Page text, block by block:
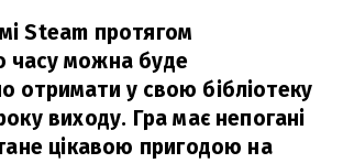
Steam протягом
часу можна буде
отримати у свою бібліотеку
виходу. Гра має непогані
цікавою пригодою на